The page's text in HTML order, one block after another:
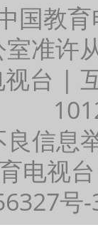
国教
准许
台 |
良信息
电视
号